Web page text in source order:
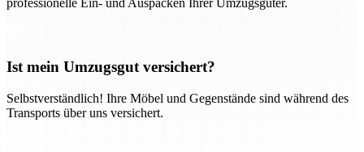
professionelle Ein- und Auspacken Ihrer Umzugsgüter.
Ist mein Umzugsgut versichert?
Selbstverständlich! Ihre Möbel und Gegenstände sind während des
Transports über uns versichert.